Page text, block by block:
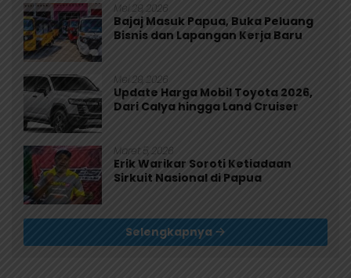
Mei 29, 2026
Bajaj Masuk Papua, Buka Peluang
Bisnis dan Lapangan Kerja Baru
Mei 29, 2026
Update Harga Mobil Toyota 2026,
Dari Calya hingga Land Cruiser
Maret 5, 2026
Erik Warikar Soroti Ketiadaan
Sirkuit Nasional di Papua
Selengkapnya